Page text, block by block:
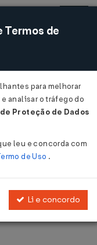
Acessar
publicadas pelo
de
para melhorar
analisar o tráfego do
Proteção de Dados
leu e concorda com
de Uso .
Li e concordo